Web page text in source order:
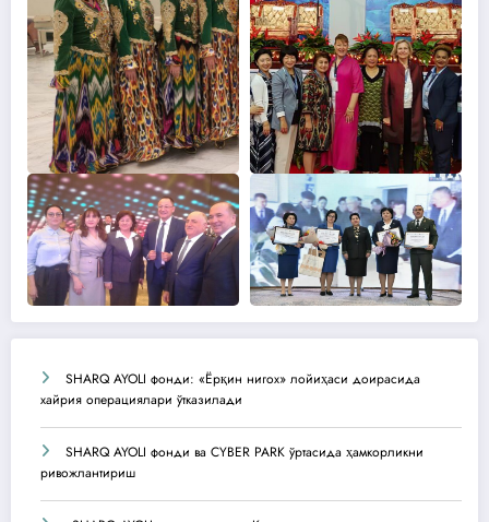
SHARQ AYOLI фонди: «Ёрқин нигох» лойиҳаси доирасида
хайрия операциялари ўтказилади
SHARQ AYOLI фонди ва CYBER PARK ўртасида ҳамкорликни
ривожлантириш